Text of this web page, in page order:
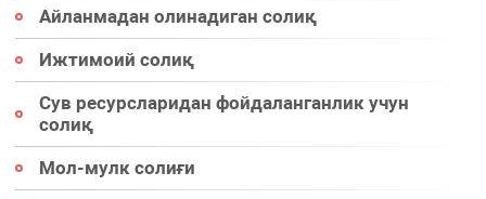
Айланмадан олинадиган солиқ
Ижтимоий солиқ
Сув ресурсларидан фойдаланганлик учун
солиқ
Мол-мулк солиғи